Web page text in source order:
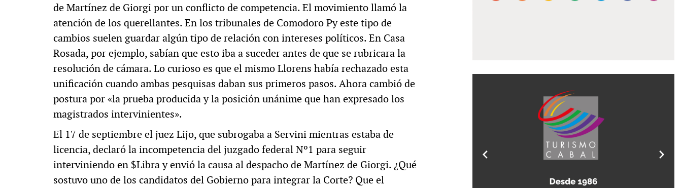
de Martínez de Giorgi por un conflicto de competencia. El movimiento llamó la
atención de los querellantes. En los tribunales de Comodoro Py este tipo de
cambios suelen guardar algún tipo de relación con intereses políticos. En Casa
Rosada, por ejemplo, sabían que esto iba a suceder antes de que se rubricara la
resolución de cámara. Lo curioso es que el mismo Llorens había rechazado esta
unificación cuando ambas pesquisas daban sus primeros pasos. Ahora cambió de
postura por «la prueba producida y la posición unánime que han expresado los
magistrados intervinientes».
El 17 de septiembre el juez Lijo, que subrogaba a Servini mientras estaba de
licencia, declaró la incompetencia del juzgado federal Nº1 para seguir
interviniendo en $Libra y envió la causa al despacho de Martínez de Giorgi. ¿Qué
sostuvo uno de los candidatos del Gobierno para integrar la Corte? Que el